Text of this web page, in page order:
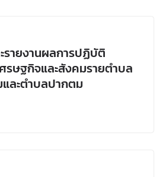
รายงานผลการปฏิบัติ
รษฐกิจและสังคมรายตำบล
ละตำบลปากตม